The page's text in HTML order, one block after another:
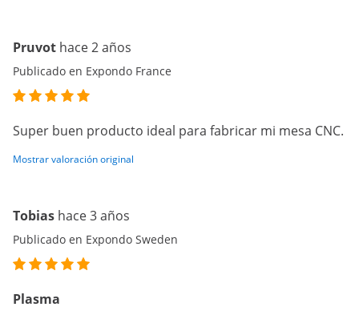
Pruvot hace 2 años
Publicado en Expondo France
Super buen producto ideal para fabricar mi mesa CNC.
Mostrar valoración original
Tobias hace 3 años
Publicado en Expondo Sweden
Plasma